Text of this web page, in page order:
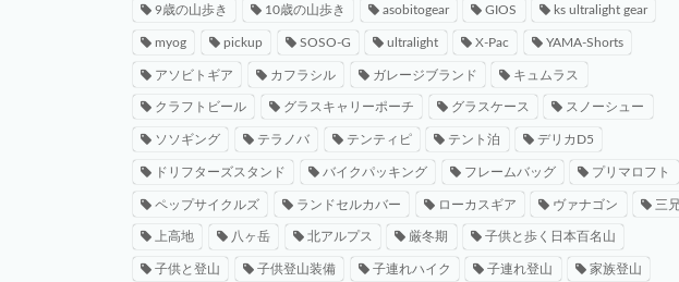
9歳の山歩き 10歳の山歩き asobitogear GIOS ks ultralight gear
myog pickup SOSO-G ultralight X-Pac YAMA-Shorts
アソビトギア カフラシル ガレージブランド キュムラス
クラフトビール グラスキャリーポーチ グラスケース スノーシュー
ソソギング テラノバ テンティピ テント泊 デリカD5
ドリフターズスタンド バイクパッキング フレームバッグ プリマロフト
ペップサイクルズ ランドセルカバー ローカスギア ヴァナゴン 三
上高地 八ヶ岳 北アルプス 厳冬期 子供と歩く日本百名山
子供と登山 子供登山装備 子連れハイク 子連れ登山 家族登山